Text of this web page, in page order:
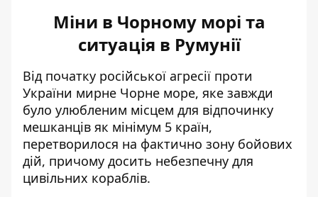
Міни в Чорному морі та
ситуація в Румунії
Від початку російської агресії проти
України мирне Чорне море, яке завжди
було улюбленим місцем для відпочинку
мешканців як мінімум 5 країн,
перетворилося на фактично зону бойових
дій, причому досить небезпечну для
цивільних кораблів.